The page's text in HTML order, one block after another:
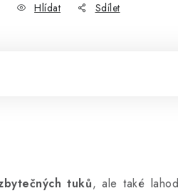
Hlídat Sdílet
tuků, ale také